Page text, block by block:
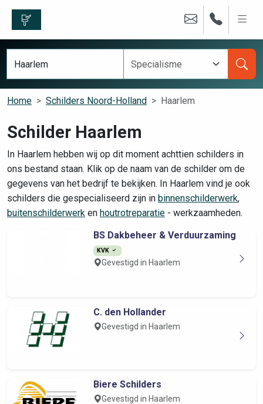
Home Schilders Noord-Holland Haarlem
Schilder Haarlem
In Haarlem hebben wij op dit moment achttien schilders in
ons bestand staan. Klik op de naam van de schilder om de
gegevens van het bedrijf te bekijken. In Haarlem vind je ook
schilders die gespecialiseerd zijn in binnenschilderwerk,
buitenschilderwerk en houtrotreparatie - werkzaamheden.
BS Dakbeheer & Verduurzaming
KVK
Gevestigd in Haarlem
C. den Hollander
Gevestigd in Haarlem
Biere Schilders
Gevestigd in Haarlem